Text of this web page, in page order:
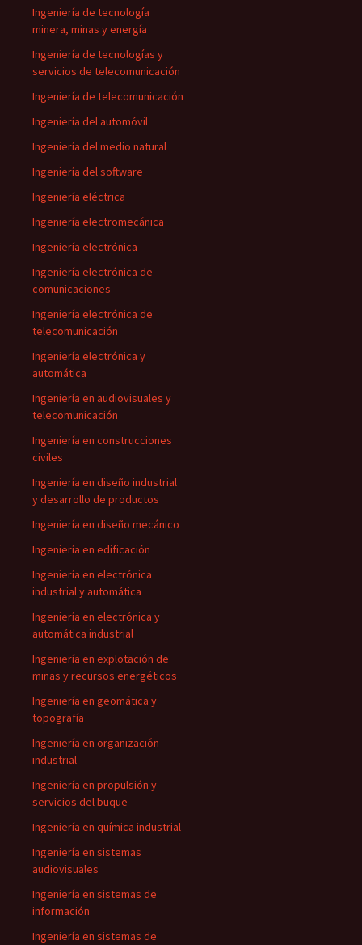
Ingeniería de tecnología
minera, minas y energía
Ingeniería de tecnologías y
servicios de telecomunicación
Ingeniería de telecomunicación
Ingeniería del automóvil
Ingeniería del medio natural
Ingeniería del software
Ingeniería eléctrica
Ingeniería electromecánica
Ingeniería electrónica
Ingeniería electrónica de
comunicaciones
Ingeniería electrónica de
telecomunicación
Ingeniería electrónica y
automática
Ingeniería en audiovisuales y
telecomunicación
Ingeniería en construcciones
civiles
Ingeniería en diseño industrial
y desarrollo de productos
Ingeniería en diseño mecánico
Ingeniería en edificación
Ingeniería en electrónica
industrial y automática
Ingeniería en electrónica y
automática industrial
Ingeniería en explotación de
minas y recursos energéticos
Ingeniería en geomática y
topografía
Ingeniería en organización
industrial
Ingeniería en propulsión y
servicios del buque
Ingeniería en química industrial
Ingeniería en sistemas
audiovisuales
Ingeniería en sistemas de
información
Ingeniería en sistemas de